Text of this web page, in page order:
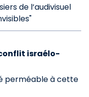
de l’audivisuel
israélo-
perméable à cette